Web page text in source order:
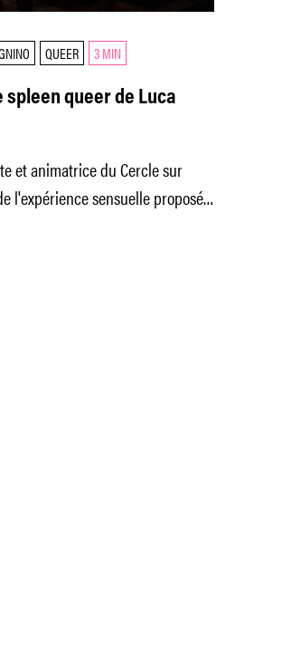
QUEER 3 MIN
spleen queer de Luca
et animatrice du Cercle sur
l'expérience sensuelle proposée